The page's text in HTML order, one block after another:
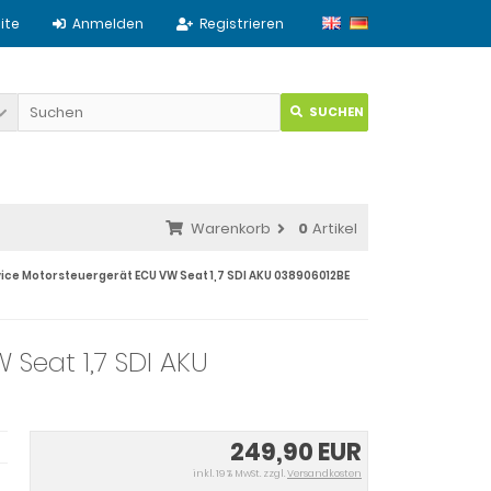
Registrieren
Anmelden
SUCHEN
Warenkorb 0 Artikel
Motorsteuergerät ECU VW Seat 1,7 SDI AKU 038906012BE
1,7 SDI AKU
249,90 EUR
inkl. 19 % MwSt. zzgl.Versandkosten